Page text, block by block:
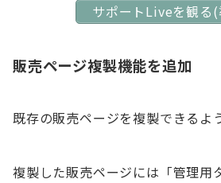
サポートLiveを観る(
販売ページ複製機能を追加
既存の販売ページを複製できるよ
複製した販売ページには「管理用